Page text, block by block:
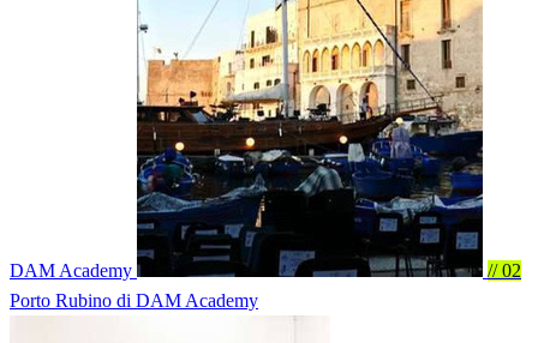
DAM Academy
// 02
Porto Rubino di DAM Academy